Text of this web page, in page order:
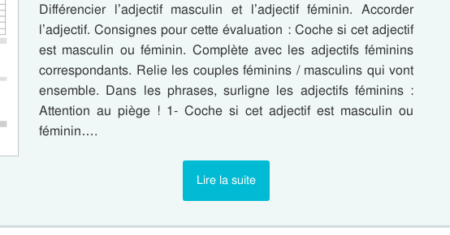
Différencier l’adjectif masculin et l’adjectif féminin. Accorder
l’adjectif. Consignes pour cette évaluation : Coche si cet adjectif
est masculin ou féminin. Complète avec les adjectifs féminins
correspondants. Relie les couples féminins / masculins qui vont
ensemble. Dans les phrases, surligne les adjectifs féminins :
Attention au piège ! 1- Coche si cet adjectif est masculin ou
féminin….
Lire la suite